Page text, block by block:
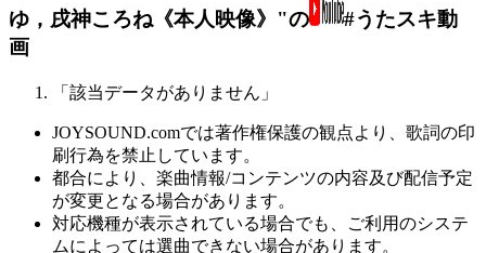
ゆ，戌神ころね《本人映像》"の
#うたスキ動
画
「該当データがありません」
JOYSOUND.comでは著作権保護の観点より、歌詞の印
刷行為を禁止しています。
都合により、楽曲情報/コンテンツの内容及び配信予定
が変更となる場合があります。
対応機種が表示されている場合でも、ご利用のシステ
ムによっては選曲できない場合があります。